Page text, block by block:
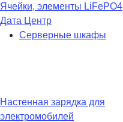
Ячейки, элементы LiFePO4
Дата Центр
Серверные шкафы
Настенная зарядка для
электромобилей